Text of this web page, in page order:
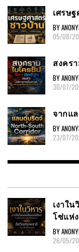
เศรษ
BY
05/08/
สงคร
BY
30/07/
จากแล
BY
23/07/
เงาใ
โซ่แห่
BY
26/05/